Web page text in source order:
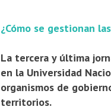
¿Cómo se gestionan las
La tercera y última
en la Universi­dad
organismos de
territorios.